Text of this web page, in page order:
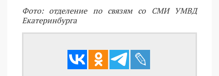
Фото: отделение по связям со СМИ УМВД
Екатеринбурга